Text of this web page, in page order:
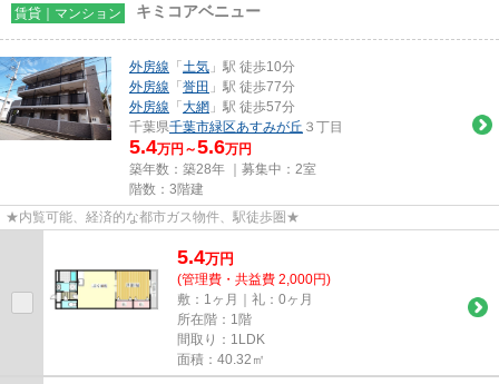
賃貸｜マンション キミコアベニュー
外房線 「 土気 」駅 徒歩10分
外房線 「 誉田 」駅 徒歩77分
外房線 「 大網 」駅 徒歩57分
千葉県千葉市緑区あすみが丘 ３丁目
5.4万円～5.6万円
築年数：築28年 ｜募集中： 2室
階数：3階建
★内覧可能、経済的な都市ガス物件、駅徒歩圏★
5.4万円
(管理費・共益費 2,000円)
敷：1ヶ月｜礼：0ヶ月
所在階：1階
間取り：1LDK
面積：40.32㎡